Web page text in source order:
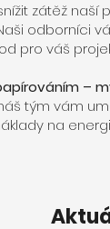
zátěž
odborníci
pro váš
–
tým vám
na